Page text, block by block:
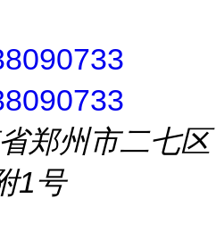
郑州市二七区
1号